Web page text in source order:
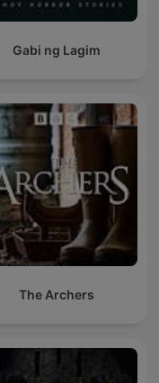
Gabi ng Lagim
The Archers